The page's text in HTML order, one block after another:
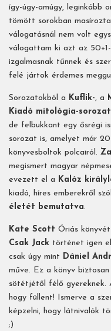
így-úgy-amúgy, leginkább
tömött sorokban
válogatásnál nem volt
válogattam ki azt az
izgalmasnak tűnnek és
felé jártok érdemes
Sorozatokból a Kuflik-, a
Kiadó mitológia-
de felbukkant egy ősrégi
sorozat is, amelyet már
könyvesboltok polcairól.
megismert magyar
evezett el a Kalóz
kiadó, híres emberekről
életét bemutatva.
Kate Scott Óriás
Csak Jack történet igen
csak úgy mint Dániel
műve. Ez a könyv
sötétjétől félő gyereknek.
hogy füllent! Ismerve a
képzelni, hogy látnivalók
;)